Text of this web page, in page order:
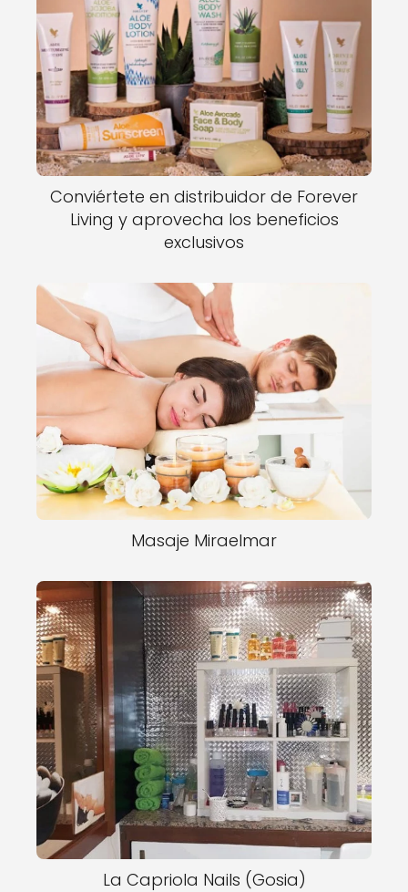
Conviértete en distribuidor de Forever
Living y aprovecha los beneficios
exclusivos
Masaje Miraelmar
La Capriola Nails (Gosia)